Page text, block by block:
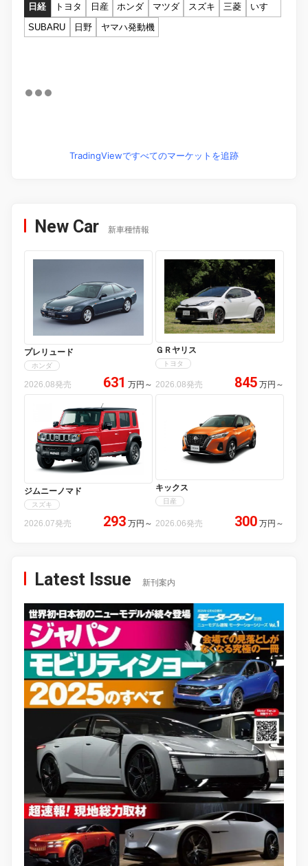
日経 トヨタ 日産 ホンダ マツダ スズキ 三菱
いすゞ
SUBARU
日野 ヤマハ発動機
TradingViewですべてのマーケットを追跡
New Car 新車種情報
プレリュード
ホンダ
2026.08発売 631 万円 ～
ＧＲヤリス
トヨタ
2026.08発売 845 万円 ～
ジムニーノマド
スズキ
2026.07発売 293 万円 ～
キックス
日産
2026.06発売 300 万円 ～
Latest Issue 新刊案内